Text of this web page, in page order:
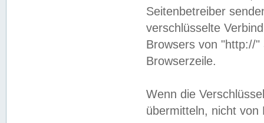
Seitenbetreiber
verschlüsselte
Browsers von "http://
Browserzeile.
Wenn die
übermitteln, nicht von